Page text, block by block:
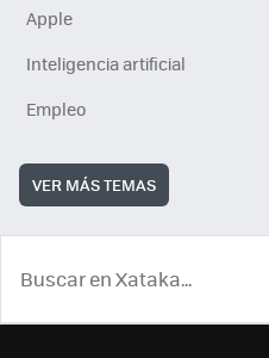
Apple
Inteligencia artificial
Empleo
VER MÁS TEMAS